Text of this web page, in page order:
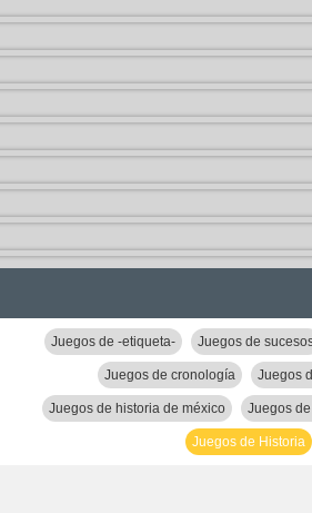
Juegos de -etiqueta- Juegos de
Juegos de cronología Juegos
Juegos de historia de méxico Juegos
Juegos de Historia